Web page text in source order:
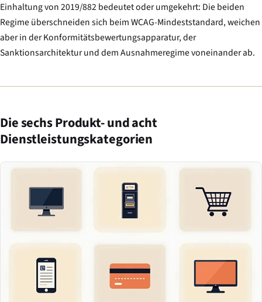
Einhaltung von 2019/882 bedeutet oder umgekehrt: Die beiden
Regime überschneiden sich beim WCAG-Mindeststandard, weichen
aber in der Konformitätsbewertungsapparatur, der
Sanktionsarchitektur und dem Ausnahmeregime voneinander ab.
Die sechs Produkt- und acht
Dienstleistungskategorien